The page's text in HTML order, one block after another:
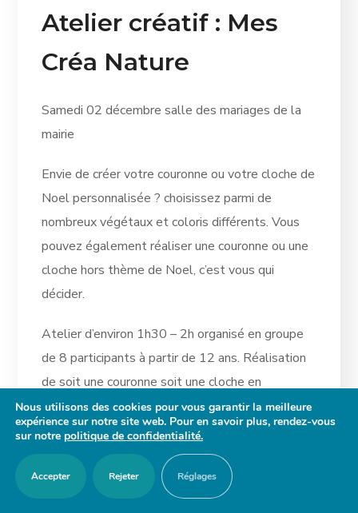
Atelier créatif : Mes
Créa Nature
Samedi 02 décembre salle des mariages de la
mairie
Envie de créer votre couronne ou votre cloche de
Noel personnalisée ? choisissez parmi de
nombreux végétaux et coloris différents. Vous
pouvez également réaliser une couronne ou une
cloche hors thème de Noel, c’est vous qui
décider.
Atelier d’environ 1h30 – 2h organisé en groupe
de 8 participants à partir de 12 ans. Réalisation
de soit une couronne soit une cloche en
végétaux stabilisés et séchés
Horaires : 14h à 16h ou 16h30 à 18h30
Tarif : 35€ (15€ à la réservation 20€ le jour de
Nous utilisons des cookies pour vous garantir la meilleure
expérience sur notre site web. Pour en savoir plus, rendez-vous
sur notre politique de confidentialité.
Accepter Rejeter Réglages